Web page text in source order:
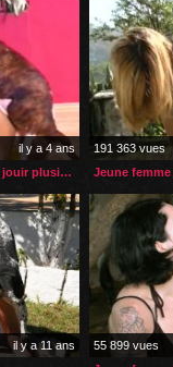
il y a 4 ans
Le chien de madame la fait jouir plusieurs fois
191 363 vues
il y a 11 ans
55 899 vues